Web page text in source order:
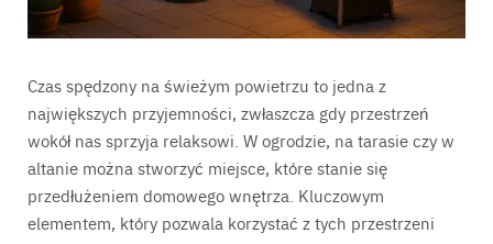
Czas spędzony na świeżym powietrzu to jedna z
największych przyjemności, zwłaszcza gdy przestrzeń
wokół nas sprzyja relaksowi. W ogrodzie, na tarasie czy w
altanie można stworzyć miejsce, które stanie się
przedłużeniem domowego wnętrza. Kluczowym
elementem, który pozwala korzystać z tych przestrzeni